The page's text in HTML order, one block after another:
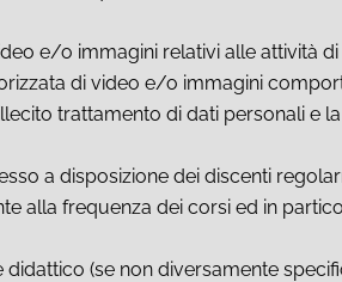
e/o immagini relativi alle attività
di video e/o immagini
trattamento di dati personali e
a disposizione dei discenti
alla frequenza dei corsi ed in
didattico (se non diversamente